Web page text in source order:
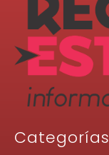
Categorías